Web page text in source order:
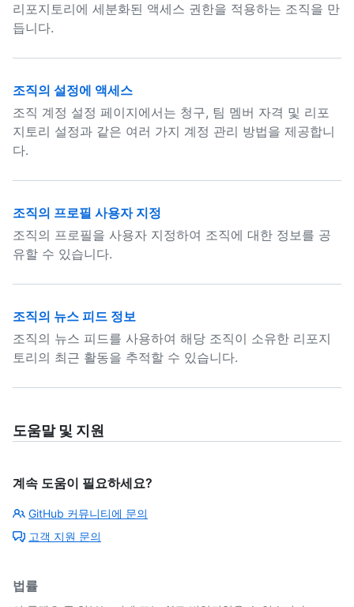
리포지토리에 세분화된 액세스 권한을 적용하는 조직을 만
듭니다.
조직의 설정에 액세스
조직 계정 설정 페이지에서는 청구, 팀 멤버 자격 및 리포
지토리 설정과 같은 여러 가지 계정 관리 방법을 제공합니
다.
조직의 프로필 사용자 지정
조직의 프로필을 사용자 지정하여 조직에 대한 정보를 공
유할 수 있습니다.
조직의 뉴스 피드 정보
조직의 뉴스 피드를 사용하여 해당 조직이 소유한 리포지
토리의 최근 활동을 추적할 수 있습니다.
도움말 및 지원
계속 도움이 필요하세요?
GitHub 커뮤니티에 문의
고객 지원 문의
법률